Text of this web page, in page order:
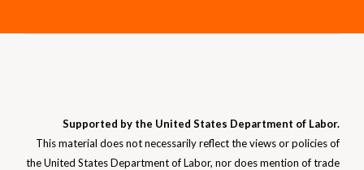
Supported by the United States Department of Labor.
This material does not necessarily reflect the views or policies of
the United States Department of Labor, nor does mention of trade